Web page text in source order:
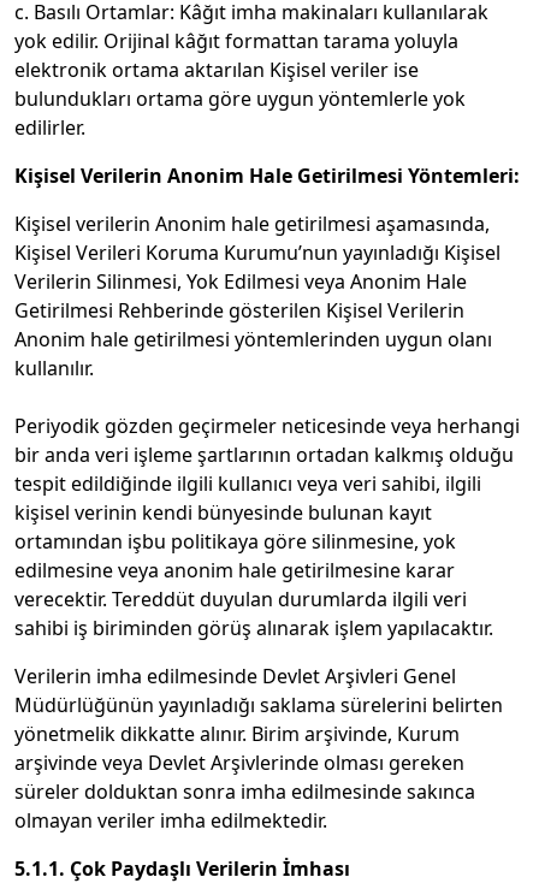
c. Basılı Ortamlar: Kâğıt imha makinaları kullanılarak
yok edilir. Orijinal kâğıt formattan tarama yoluyla
elektronik ortama aktarılan Kişisel veriler ise
bulundukları ortama göre uygun yöntemlerle yok
edilirler.
Kişisel Verilerin Anonim Hale Getirilmesi Yöntemleri:
Kişisel verilerin Anonim hale getirilmesi aşamasında,
Kişisel Verileri Koruma Kurumu’nun yayınladığı Kişisel
Verilerin Silinmesi, Yok Edilmesi veya Anonim Hale
Getirilmesi Rehberinde gösterilen Kişisel Verilerin
Anonim hale getirilmesi yöntemlerinden uygun olanı
kullanılır.
Periyodik gözden geçirmeler neticesinde veya herhangi
bir anda veri işleme şartlarının ortadan kalkmış olduğu
tespit edildiğinde ilgili kullanıcı veya veri sahibi, ilgili
kişisel verinin kendi bünyesinde bulunan kayıt
ortamından işbu politikaya göre silinmesine, yok
edilmesine veya anonim hale getirilmesine karar
verecektir. Tereddüt duyulan durumlarda ilgili veri
sahibi iş biriminden görüş alınarak işlem yapılacaktır.
Verilerin imha edilmesinde Devlet Arşivleri Genel
Müdürlüğünün yayınladığı saklama sürelerini belirten
yönetmelik dikkatte alınır. Birim arşivinde, Kurum
arşivinde veya Devlet Arşivlerinde olması gereken
süreler dolduktan sonra imha edilmesinde sakınca
olmayan veriler imha edilmektedir.
5.1.1. Çok Paydaşlı Verilerin İmhası